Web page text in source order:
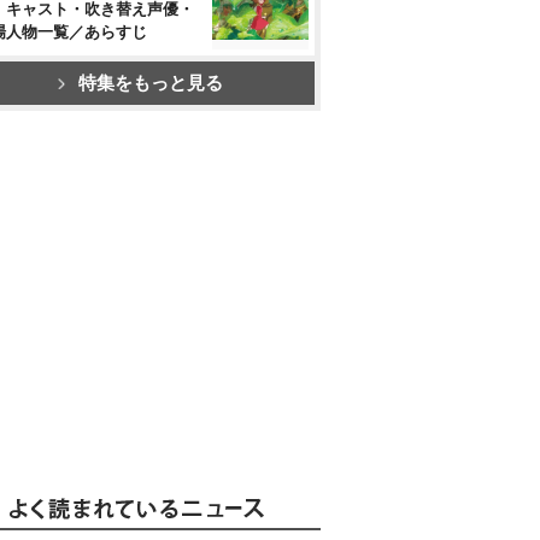
キャスト・吹き替え声優・
人物一覧／あらすじ
特集をもっと見る